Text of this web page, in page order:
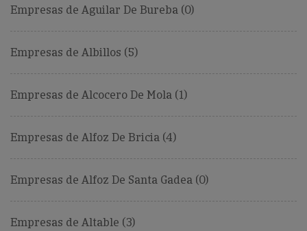
Empresas de Aguilar De Bureba (0)
Empresas de Albillos (5)
Empresas de Alcocero De Mola (1)
Empresas de Alfoz De Bricia (4)
Empresas de Alfoz De Santa Gadea (0)
Empresas de Altable (3)